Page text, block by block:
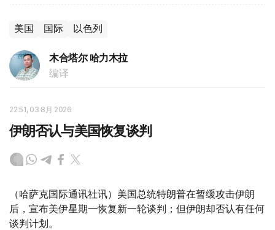
美国 国际 以色列
木合塔尔 哈力木拉
编译
22:51, 03 8月 2026
伊朗否认与美国恢复谈判
（哈萨克国际通讯社讯）美国总统特朗普在暂缓攻击伊朗
后，宣布美伊星期一恢复新一轮谈判；但伊朗却否认有任何
谈判计划。